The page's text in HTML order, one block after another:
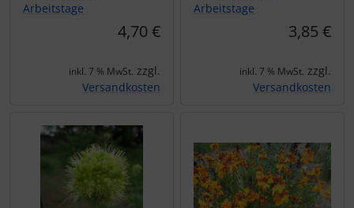
Arbeitstage
4,70 €
inkl. 7 % MwSt. zzgl.
Versandkosten
Arbeitstage
3,85 €
inkl. 7 % MwSt. zzgl.
Versandkosten